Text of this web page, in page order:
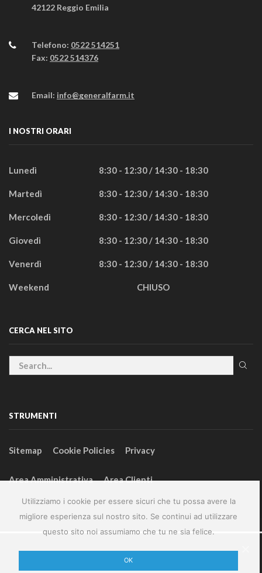
Utilizziamo i cookie per essere sicuri che tu possa avere la
migliore esperienza sul nostro sito. Se continui ad utilizzare
questo sito noi assumiamo che tu ne sia felice.
OK
42122 Reggio Emilia
Telefono: 0522 514251
Fax: 0522 514376
Email: info@generalfarm.it
I NOSTRI ORARI
Lunedì 8:30 - 12:30 / 14:30 - 18:30
Martedì 8:30 - 12:30 / 14:30 - 18:30
Mercoledì 8:30 - 12:30 / 14:30 - 18:30
Giovedì 8:30 - 12:30 / 14:30 - 18:30
Venerdì 8:30 - 12:30 / 14:30 - 18:30
Weekend CHIUSO
CERCA NEL SITO
STRUMENTI
Sitemap Cookie Policies Privacy
Area Amministrativa Area Clienti
2024 – GeneralFarm srl – P.IVA 00127580355